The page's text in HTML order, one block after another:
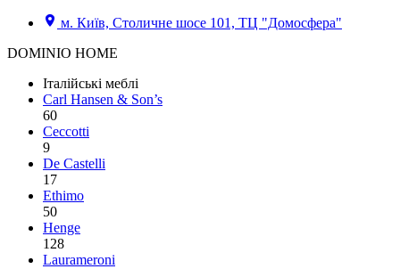
м. Київ, Столичне шосе 101, ТЦ "Домосфера"
DOMINIO HOME
Італійські меблі
Carl Hansen & Son’s
60
Ceccotti
9
De Castelli
17
Ethimo
50
Henge
128
Laurameroni